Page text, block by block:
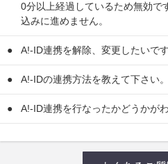
0分以上経過しているため無効で
込みに進めません。
A!-ID連携を解除、変更したいです
A!-IDの連携方法を教えて下さい。
A!-ID連携を行なったかどうかが